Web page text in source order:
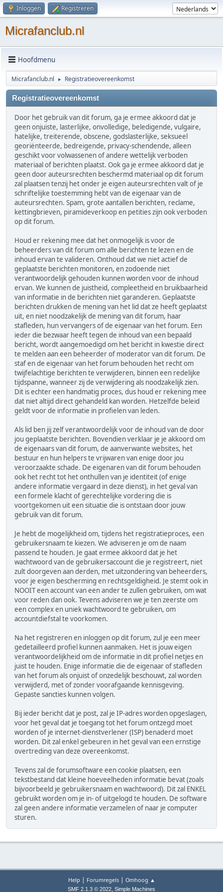
Inloggen Registreren
Micrafanclub.nl
Hoofdmenu
Micrafanclub.nl ► Registratieovereenkomst
Registratieovereenkomst
Door het gebruik van dit forum, ga je ermee akkoord dat je
geen onjuiste, lasterlijke, onvolledige, beledigende, vulgaire,
hatelijke, treiterende, obscene, godslasterlijke, seksueel
georiënteerde, bedreigende, privacy-schendende, alleen
geschikt voor volwassenen of andere wettelijk verboden
materiaal of berichten plaatst. Ook ga je ermee akkoord dat je
geen door auteursrechten beschermd materiaal op dit forum
zal plaatsen tenzij het onder je eigen auteursrechten valt of je
schriftelijke toestemming hebt van de eigenaar van de
auteursrechten. Spam, grote aantallen berichten, reclame,
kettingbrieven, piramideverkoop en petities zijn ook verboden
op dit forum.
Houd er rekening mee dat het onmogelijk is voor de
beheerders van dit forum om alle berichten te lezen en de
inhoud ervan te valideren. Onthoud dat we niet actief de
geplaatste berichten monitoren, en zodoende niet
verantwoordelijk gehouden kunnen worden voor de inhoud
ervan. We kunnen de juistheid, compleetheid en bruikbaarheid
van informatie in de berichten niet garanderen. Geplaatste
berichten drukken de mening van het lid dat ze heeft geplaatst
uit, en niet noodzakelijk de mening van dit forum, haar
stafleden, hun vervangers of de eigenaar van het forum. Een
ieder die bezwaar heeft tegen de inhoud van een bepaald
bericht, wordt aangemoedigd om het bericht in kwestie direct
te melden aan een beheerder of moderator van dit forum. De
staf en de eigenaar van het forum behouden het recht om
twijfelachtige berichten te verwijderen, binnen een redelijke
tijdspanne, wanneer zij de verwijdering als noodzakelijk zien.
Dit is echter een handmatig proces, dus houd er rekening mee
dat niet altijd direct gehandeld kan worden. Hetzelfde beleid
geldt voor de informatie in profielen van leden.
Als lid ben jij zelf verantwoordelijk voor de inhoud van de door
jou geplaatste berichten. Bovendien verklaar je je akkoord om
de eigenaars van dit forum, de aanverwante websites, het
bestuur en hun helpers te vrijwaren van enige door jou
veroorzaakte schade. De eigenaren van dit forum behouden
ook het recht tot het onthullen van je identiteit (of enige
andere informatie vergaard in deze dienst), in het geval van
een formele klacht of gerechtelijke vordering die is
voortgekomen uit een situatie die is ontstaan door jouw
gebruik van dit forum.
Je hebt de mogelijkheid om, tijdens het registratieproces, een
gebruikersnaam te kiezen. We adviseren je om de naam
passend te houden. Je gaat ermee akkoord dat je het
wachtwoord van de gebruikersaccount die je registreert, niet
zult doorgeven aan derden, met uitzondering van beheerders,
voor je eigen bescherming en rechtsgeldigheid. Je stemt ook in
NOOIT een account van een ander te zullen gebruiken, om wat
voor reden dan ook. Tevens adviseren we je ten zeerste om
een complex en uniek wachtwoord te gebruiken, om
accountdiefstal te voorkomen.
Na het registreren en inloggen op dit forum, zul je een meer
gedetailleerd profiel kunnen aanmaken. Het is jouw eigen
verantwoordelijkheid om de informatie in dit profiel netjes en
juist te houden. Enige informatie die de eigenaar of stafleden
van het forum als onjuist of onzedelijk beschouwt, zal worden
verwijderd, met of zonder voorafgaande kennisgeving.
Gepaste sancties kunnen volgen.
Bij ieder bericht dat je post, zal je IP-adres worden opgeslagen,
voor het geval dat je toegang tot het forum ontzegd moet
worden of je internet-dienstverlener (ISP) benaderd moet
worden. Dit zal enkel gebeuren in het geval van een ernstige
overtreding van deze overeenkomst.
Tevens zal de forumsoftware een cookie plaatsen, een
tekstbestand dat kleine hoeveelheden informatie bevat (zoals
bijvoorbeeld je gebruikersnaam en wachtwoord). Dit zal ENKEL
gebruikt worden om je in- of uitgelogd te houden. De software
zal geen andere informatie verzamelen of naar je computer
sturen.
Help | Forumregels| Omhoog ▲
SMF 2.1.3 © 2022, Simple Machines